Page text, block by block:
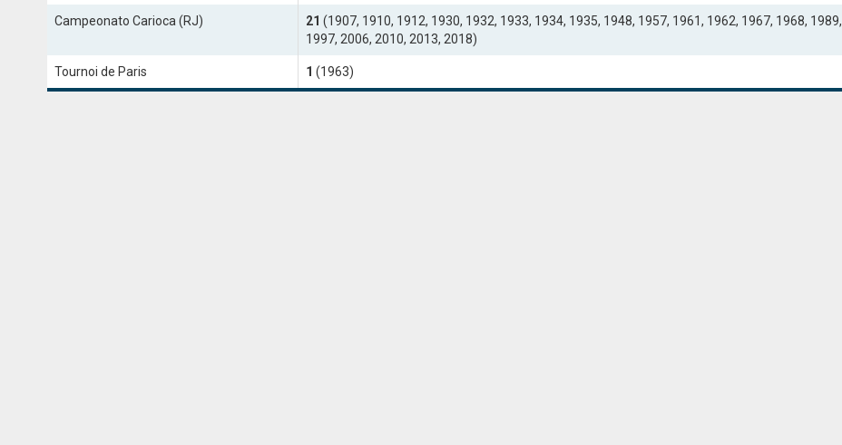
Campeonato Carioca (RJ) 21 (1907, 1910, 1912, 1930, 1932, 1933, 1934, 1935, 1948, 1957, 1961, 1962, 1967, 1968,
1997, 2006, 2010, 2013, 2018)
Tournoi de Paris 1 (1963)